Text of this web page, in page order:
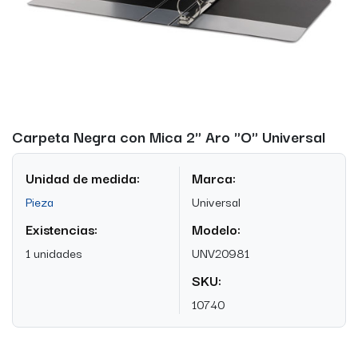
Carpeta Negra con Mica 2" Aro "O" Universal
Unidad de medida:
Pieza
Existencias:
1 unidades
Marca:
Universal
Modelo:
UNV20981
SKU:
10740